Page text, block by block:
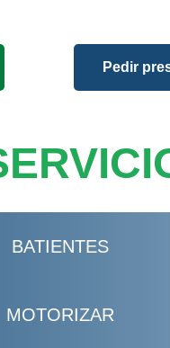
Pedir
BATIENTES
MOTORIZAR